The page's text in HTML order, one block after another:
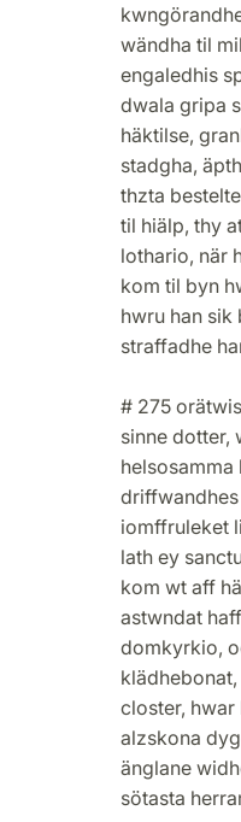
wändha til
engaledhis
dwala gripa
häktilse,
stadgha,
thzta
til hiälp, thy
lothario, när
kom til byn
hwru han sik
straffadhe
# 275
sinne dotter,
iomffruleket
lath ey
kom wt aff
astwndat
domkyrkio,
closter,
alzskona
änglane
sötasta